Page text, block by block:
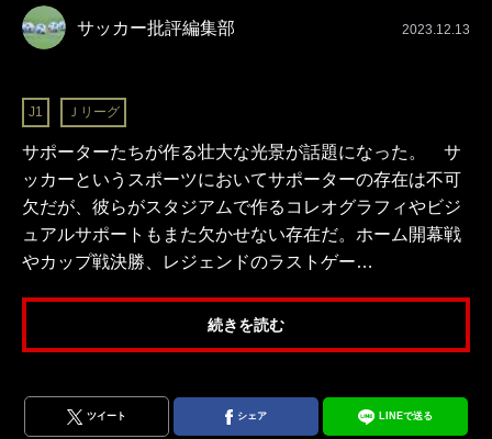
サッカー批評編集部 2023.12.13
J1 Ｊリーグ
サポーターたちが作る壮大な光景が話題になった。 サ
ッカーというスポーツにおいてサポーターの存在は不可
欠だが、彼らがスタジアムで作るコレオグラフィやビジ
ュアルサポートもまた欠かせない存在だ。ホーム開幕戦
やカップ戦決勝、レジェンドのラストゲー…
続きを読む
ツイート シェア LINEで送る